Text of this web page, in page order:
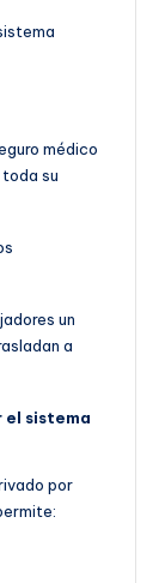
médico
su
un
a
sistema
por